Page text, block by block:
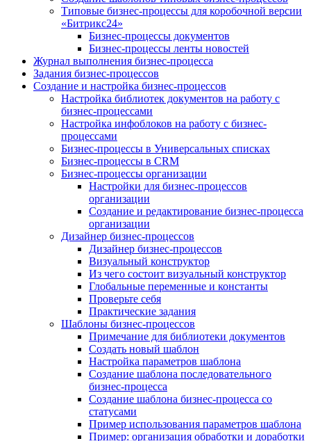
Типовые бизнес-процессы для коробочной версии
«Битрикс24»
Бизнес-процессы документов
Бизнес-процессы ленты новостей
Журнал выполнения бизнес-процесса
Задания бизнес-процессов
Создание и настройка бизнес-процессов
Настройка библиотек документов на работу с
бизнес-процессами
Настройка инфоблоков на работу с бизнес-
процессами
Бизнес-процессы в Универсальных списках
Бизнес-процессы в CRM
Бизнес-процессы организации
Настройки для бизнес-процессов
организации
Создание и редактирование бизнес-процесса
организации
Дизайнер бизнес-процессов
Дизайнер бизнес-процессов
Визуальный конструктор
Из чего состоит визуальный конструктор
Глобальные переменные и константы
Проверьте себя
Практические задания
Шаблоны бизнес-процессов
Примечание для библиотеки документов
Создать новый шаблон
Настройка параметров шаблона
Создание шаблона последовательного
бизнес-процесса
Создание шаблона бизнес-процесса со
статусами
Пример использования параметров шаблона
Пример: организация обработки и доработки